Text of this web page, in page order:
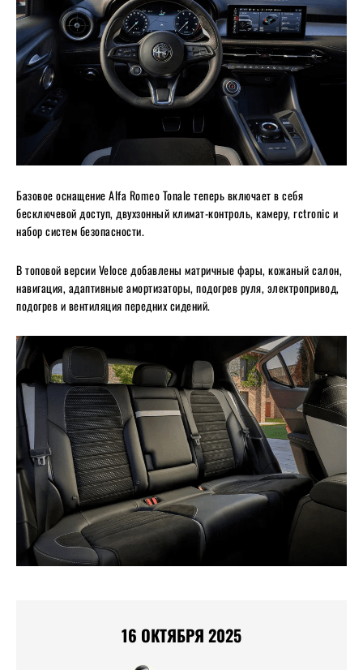
Базовое оснащение Alfa Romeo Tonale теперь включает в себя
бесключевой доступ, двухзонный климат-контроль, камеру, rctronic и
набор систем безопасности.
В топовой версии Veloce добавлены матричные фары, кожаный салон,
навигация, адаптивные амортизаторы, подогрев руля, электропривод,
подогрев и вентиляция передних сидений.
16 ОКТЯБРЯ 2025